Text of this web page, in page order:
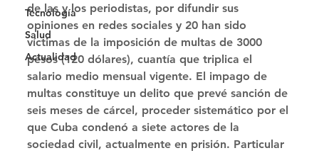
Tecnología
Salud
Actualidad
de las y los periodistas, por difundir sus
opiniones en redes sociales y 20 han sido
víctimas de la imposición de multas de 3000
pesos (120 dólares), cuantía que triplica el
salario medio mensual vigente. El impago de
multas constituye un delito que prevé sanción de
seis meses de cárcel, proceder sistemático por el
que Cuba condenó a siete actores de la
sociedad civil, actualmente en prisión. Particular